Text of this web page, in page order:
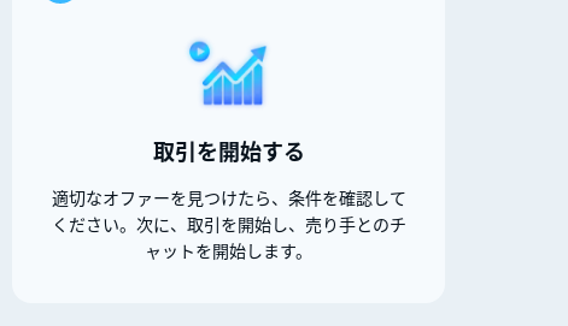
取引を開始する
適切なオファーを見つけたら、条件を確認して
ください。次に、取引を開始し、売り手とのチ
ャットを開始します。